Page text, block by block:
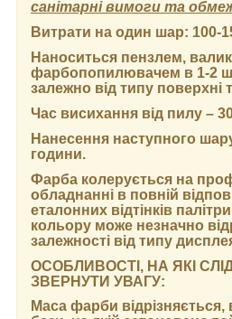
санітарні вимоги та
Витрати на один шар: 100-
Наноситься пензлем,
фарбопопилювачем в 1-2
залежно від типу поверхні
Час висихання від пилу –
Нанесення наступного
години.
Фарба колерується на
обладнанні в повній
еталонних відтінків
кольору може незначно
залежності від типу
ОСОБЛИВОСТІ, НА ЯКІ
ЗВЕРНУТИ УВАГУ:
Маса фарби відрізняється,